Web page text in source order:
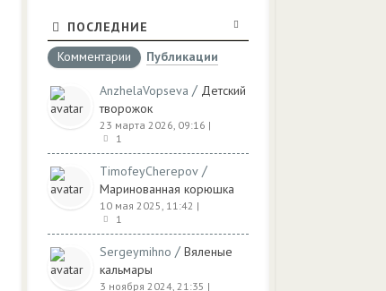
ПОСЛЕДНИЕ
Комментарии
Публикации
AnzhelaVopseva / Детский
творожок
23 марта 2026, 09:16 |
1
TimofeyCherepov /
Маринованная корюшка
10 мая 2025, 11:42 |
1
Sergeymihno / Вяленые
кальмары
3 ноября 2024, 21:35 |